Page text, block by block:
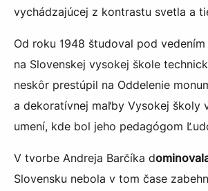
vychádzajúcej z kontrastu svetla a
Od roku 1948 študoval pod vedením
na Slovenskej vysokej škole
neskôr prestúpil na Oddelenie
a dekoratívnej maľby Vysokej školy
umení, kde bol jeho pedagógom
V tvorbe Andreja Barčíka d
Slovensku nebola v tom čase